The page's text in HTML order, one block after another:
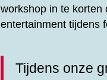
workshop in te korten
entertainment tijdens
Tijdens onze